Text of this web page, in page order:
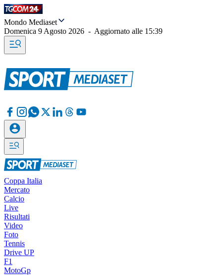
Mondo Mediaset
Domenica 9 Agosto 2026 - Aggiornato alle 15:39
Coppa Italia
Mercato
Calcio
Live
Risultati
Video
Foto
Tennis
Drive UP
F1
MotoGp